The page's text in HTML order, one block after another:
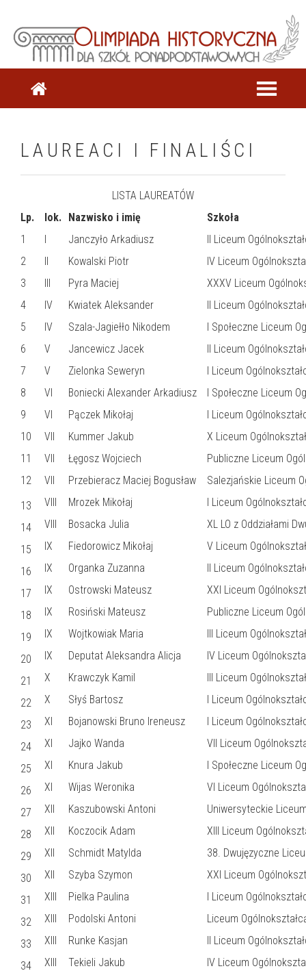
LAUREACI I FINALIŚCI
LISTA LAUREATÓW
Lp.
lok. Nazwisko i imię
Szkoła
1
I Janczyło Arkadiusz
II Liceum
2
II Kowalski Piotr
IV Liceum
3
III Pyra Maciej
XXXV Liceum
4
IV Kwiatek Aleksander
II Liceum
5
IV Szala-Jagiełło Nikodem
I Społeczne Liceum
6
V Jancewicz Jacek
II Liceum
7
V Zielonka Seweryn
I Liceum
8
VI Boniecki Alexander Arkadiusz
I Społeczne Liceum
9
VI Pączek Mikołaj
I Liceum
10
VII Kummer Jakub
X Liceum
11
VII Łęgosz Wojciech
Publiczne Liceum
12
VII Przebieracz Maciej Bogusław
Salezjańskie Liceum
13
VIII Mrozek Mikołaj
I Liceum
14
VIII Bosacka Julia
XL LO z Oddziałami
15
IX Fiedorowicz Mikołaj
V Liceum
16
IX Organka Zuzanna
II Liceum
17
IX Ostrowski Mateusz
XXI Liceum
18
IX Rosiński Mateusz
Publiczne Liceum
19
IX Wojtkowiak Maria
III Liceum
20
IX Deputat Aleksandra Alicja
IV Liceum
21
X Krawczyk Kamil
III Liceum
22
X Słyś Bartosz
I Liceum
23
XI Bojanowski Bruno Ireneusz
I Liceum
24
XI Jajko Wanda
VII Liceum
25
XI Knura Jakub
I Społeczne Liceum
26
XI Wijas Weronika
VI Liceum
27
XII Kaszubowski Antoni
Uniwersyteckie
28
XII Koczocik Adam
XIII Liceum
29
XII Schmidt Matylda
38. Dwujęzyczne
30
XII Szyba Szymon
XXI Liceum
31
XIII Pielka Paulina
I Liceum
32
XIII Podolski Antoni
Liceum
33
XIII Runke Kasjan
II Liceum
34
XIII Tekieli Jakub
IV Liceum